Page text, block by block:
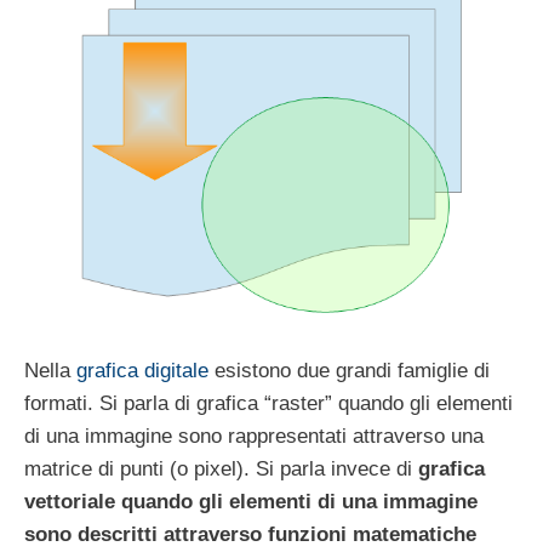
Nella grafica digitale esistono due grandi famiglie di
formati. Si parla di grafica “raster” quando gli elementi
di una immagine sono rappresentati attraverso una
matrice di punti (o pixel). Si parla invece di grafica
vettoriale quando gli elementi di una immagine
sono descritti attraverso funzioni matematiche